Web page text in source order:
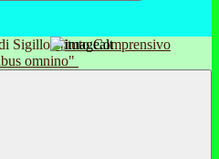
Istituto Comprensivo
omnino"